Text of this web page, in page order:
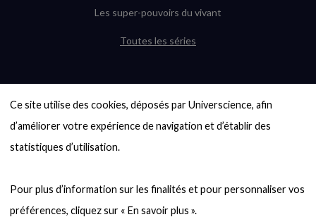
Ce site utilise des cookies, déposés par Universcience, afin
d’améliorer votre expérience de navigation et d’établir des
statistiques d’utilisation.
Pour plus d’information sur les finalités et pour personnaliser vos
Les super-pouvoirs du vivant
Toutes les séries
6000 exoplanètes, et pas de « Terre »
en vue ?
Quel avenir pour les cryptos ?
Entre mathématiques et politique : la
quête d’un vote équitable